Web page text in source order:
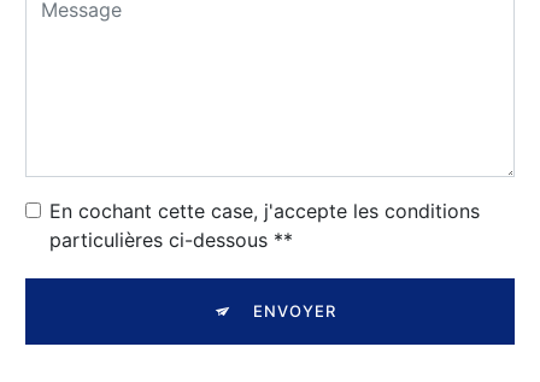
En cochant cette case, j'accepte les conditions
particulières ci-dessous **
ENVOYER